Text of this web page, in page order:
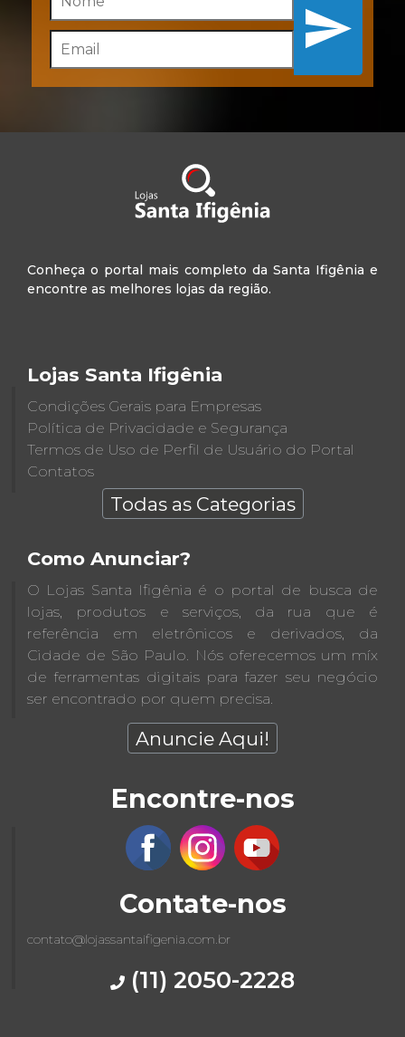
Inscreva-se
Conheça o portal mais completo da Santa Ifigênia e
encontre as melhores lojas da região.
Lojas Santa Ifigênia
Condições Gerais para Empresas
Política de Privacidade e Segurança
Termos de Uso de Perfil de Usuário do Portal
Contatos
Todas as Categorias
Como Anunciar?
O Lojas Santa Ifigênia é o portal de busca de
lojas, produtos e serviços, da rua que é
referência em eletrônicos e derivados, da
Cidade de São Paulo. Nós oferecemos um míx
de ferramentas digitais para fazer seu negócio
ser encontrado por quem precisa.
Anuncie Aqui!
Encontre-nos
Contate-nos
contato@lojassantaifigenia.com.br
(11) 2050-2228